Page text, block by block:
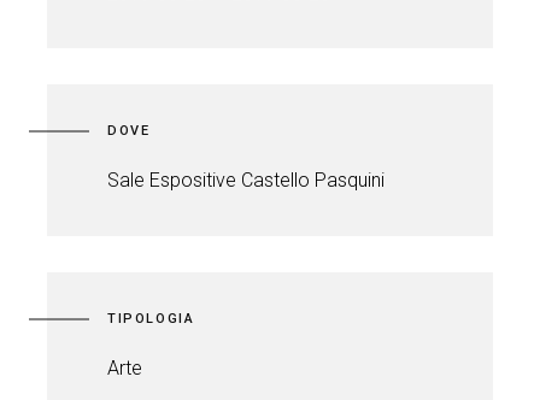
DOVE
Sale Espositive Castello Pasquini
TIPOLOGIA
Arte